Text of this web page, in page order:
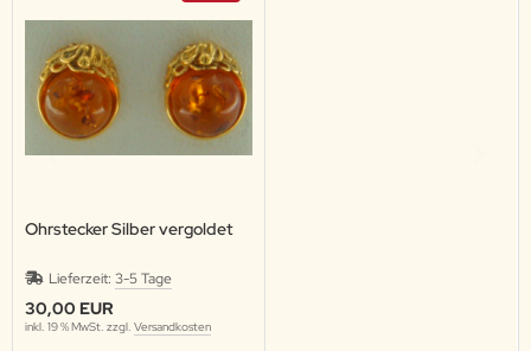
Ohrstecker Silber vergoldet
Lieferzeit: 3-5 Tage
30,00 EUR
inkl. 19 % MwSt. zzgl. Versandkosten